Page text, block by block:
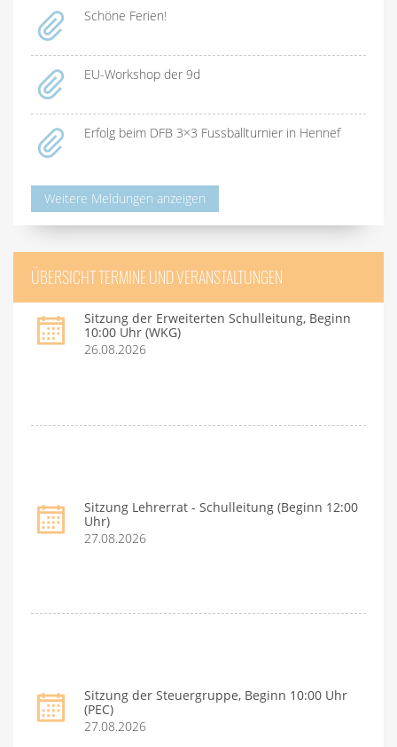
Schöne Ferien!
EU-Workshop der 9d
Erfolg beim DFB 3×3 Fussballturnier in Hennef
Weitere Meldungen anzeigen
ÜBERSICHT TERMINE UND VERANSTALTUNGEN
Sitzung der Erweiterten Schulleitung, Beginn
10:00 Uhr (WKG)
26.08.2026
Sitzung Lehrerrat - Schulleitung (Beginn 12:00
Uhr)
27.08.2026
Sitzung der Steuergruppe, Beginn 10:00 Uhr
(PEC)
27.08.2026